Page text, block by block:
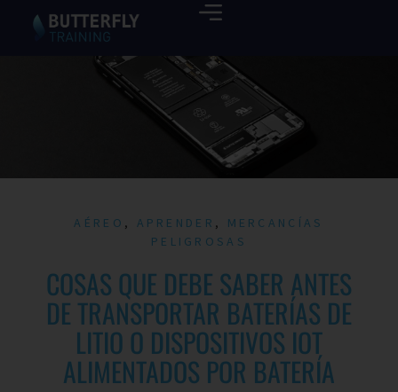
AÉREO , APRENDER , MERCANCÍAS
PELIGROSAS
COSAS QUE DEBE SABER ANTES
DE TRANSPORTAR BATERÍAS DE
LITIO O DISPOSITIVOS IOT
ALIMENTADOS POR BATERÍA